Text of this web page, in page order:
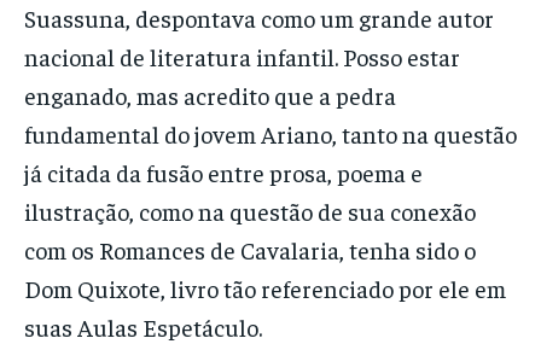
Suassuna, despontava como um grande autor
nacional de literatura infantil. Posso estar
enganado, mas acredito que a pedra
fundamental do jovem Ariano, tanto na questão
já citada da fusão entre prosa, poema e
ilustração, como na questão de sua conexão
com os Romances de Cavalaria, tenha sido o
Dom Quixote, livro tão referenciado por ele em
suas Aulas Espetáculo.